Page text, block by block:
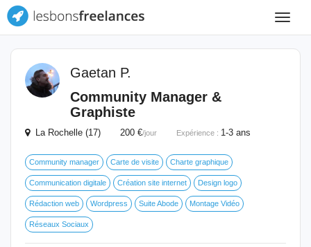
Toggle
Gaetan P.
Community Manager &
Graphiste
La Rochelle (17) 200 €/jour Expérience : 1-3 ans
Community manager Carte de visite Charte graphique
Communication digitale Création site internet Design logo
Rédaction web Wordpress Suite Abode Montage Vidéo
Réseaux Sociaux